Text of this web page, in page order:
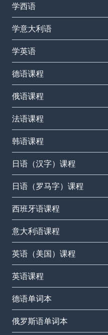
学西语
学意大利语
学英语
德语课程
俄语课程
法语课程
韩语课程
日语（汉字）课程
日语（罗马字）课程
西班牙语课程
意大利语课程
英语（美国）课程
英语课程
德语单词本
俄罗斯语单词本